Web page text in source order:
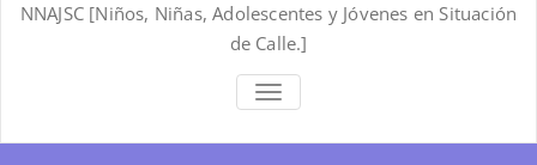
NNAJSC [Niños, Niñas, Adolescentes y Jóvenes en Situación
de Calle.]
ALTERNAR
LA